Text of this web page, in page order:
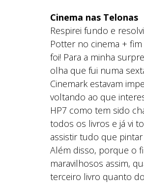
Cinema nas Telonas
Respirei fundo e
Potter no cinema +
foi! Para a minha
olha que fui numa
Cinemark estavam
voltando ao que
HP7 como tem sido
todos os livros e já vi
assistir tudo que
Além disso, porque o
maravilhosos assim,
terceiro livro quanto